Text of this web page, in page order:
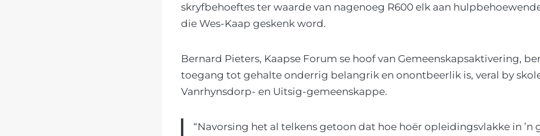
skryfbehoeftes ter waarde van nagenoeg R600 elk aan hulpbehoewende
die Wes-Kaap geskenk word.
Bernard Pieters, Kaapse Forum se hoof van Gemeenskapsaktivering,
toegang tot gehalte onderrig belangrik en onontbeerlik is, veral by
Vanrhynsdorp- en Uitsig-gemeenskappe.
“Navorsing het al telkens getoon dat hoe hoër opleidingsvlakke in ’n